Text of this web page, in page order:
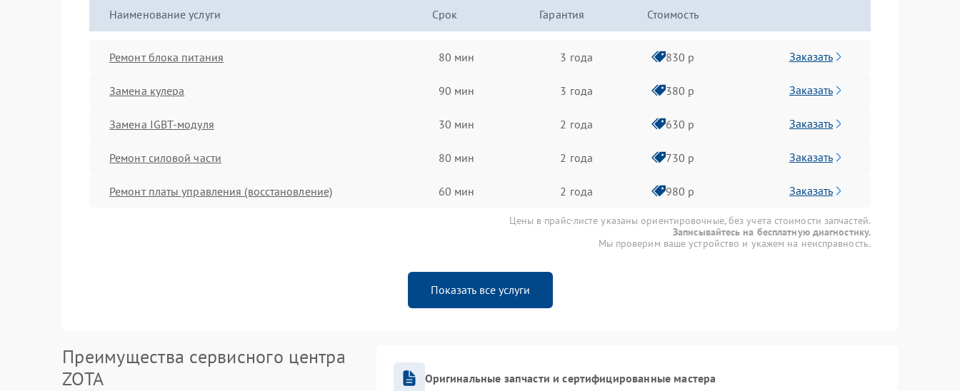
Наименование услуги Срок Гарантия Стоимость
Ремонт блока питания 80 мин 3 года 830 р Заказать
Замена кулера 90 мин 3 года 380 р Заказать
Замена IGBT-модуля 30 мин 2 года 630 р Заказать
Ремонт силовой части 80 мин 2 года 730 р Заказать
Ремонт платы управления (восстановление) 60 мин 2 года 980 р Заказать
Цены в прайс-листе указаны ориентировочные, без учета стоимости запчастей.
Записывайтесь на бесплатную диагностику.
Мы проверим ваше устройство и укажем на неисправность.
Показать все услуги
Преимущества сервисного центра
ZOTA
Оригинальные запчасти и сертифицированные мастера